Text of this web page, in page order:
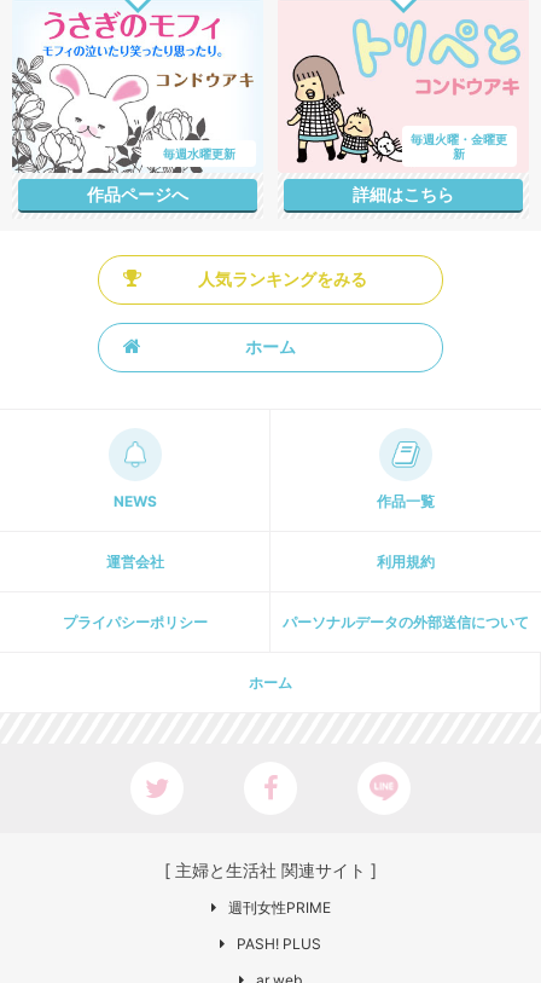
毎週水曜更新
作品ページへ
毎週火曜・金曜更
新
詳細はこちら
人気ランキングをみる
ホーム
NEWS 作品一覧
運営会社 利用規約
プライパシーポリシー パーソナルデータの外部送信について
ホーム
[ 主婦と生活社 関連サイト ]
週刊女性PRIME
PASH! PLUS